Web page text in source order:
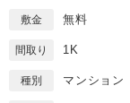
敷金 無料
間取り 1K
種別 マンション